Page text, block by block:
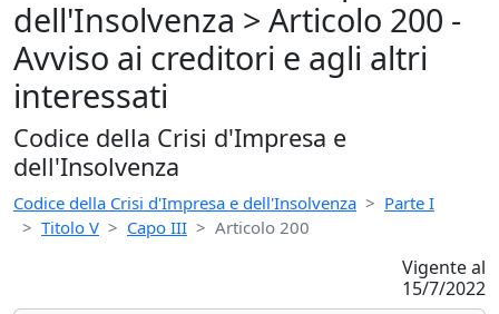
dell'Insolvenza > Articolo 200 -
Avviso ai creditori e agli altri
interessati
Codice della Crisi d'Impresa e
dell'Insolvenza
Codice della Crisi d'Impresa e dell'Insolvenza
Parte I
Titolo V
Capo III Articolo 200
Vigente al
15/7/2022